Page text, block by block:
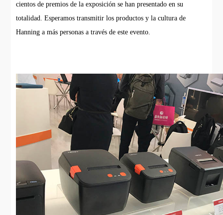
cientos de premios de la exposición se han presentado en su
totalidad. Esperamos transmitir los productos y la cultura de
Hanning a más personas a través de este evento.